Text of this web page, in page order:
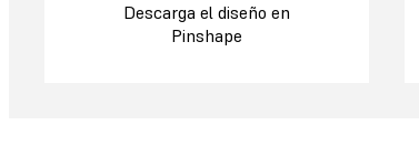
Descarga el diseño en
Pinshape